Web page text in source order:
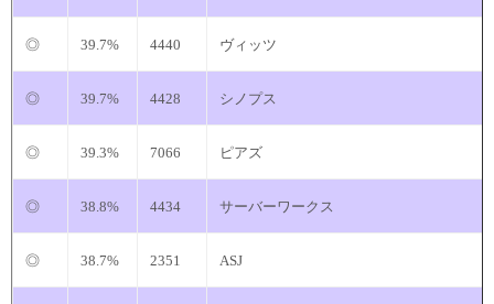
◎ 39.7% 4440 ヴィッツ
◎ 39.7% 4428 シノプス
◎ 39.3% 7066 ピアズ
◎ 38.8% 4434 サーバーワークス
◎ 38.7% 2351 ASJ